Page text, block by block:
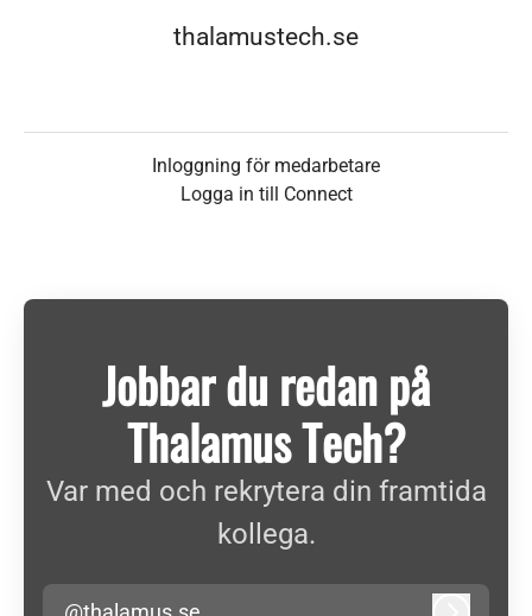
thalamustech.se
Inloggning för medarbetare
Logga in till Connect
Jobbar du redan på
Thalamus Tech?
Var med och rekrytera din framtida
kollega.